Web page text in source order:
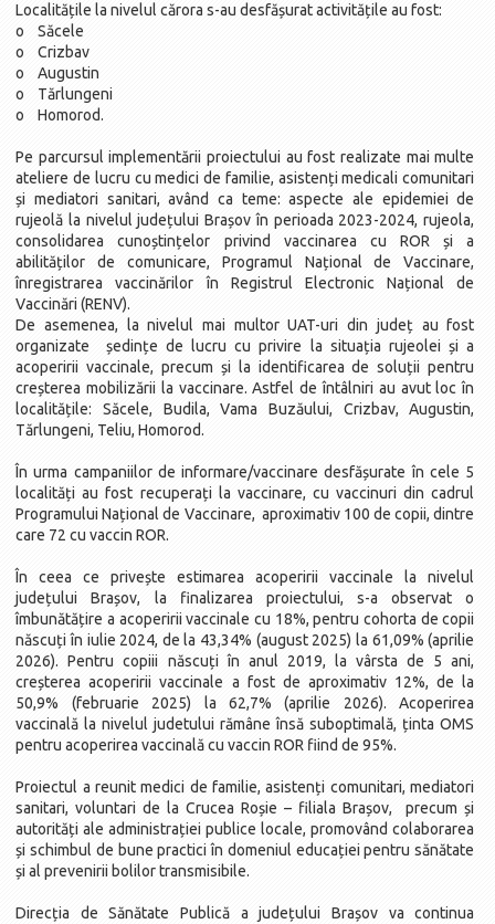
Localitățile la nivelul cărora s-au desfășurat activitățile au fost:
o Săcele
o Crizbav
o Augustin
o Tărlungeni
o Homorod.
Pe parcursul implementării proiectului au fost realizate mai multe
ateliere de lucru cu medici de familie, asistenți medicali comunitari
și mediatori sanitari, având ca teme: aspecte ale epidemiei de
rujeolă la nivelul județului Brașov în perioada 2023-2024, rujeola,
consolidarea cunoștințelor privind vaccinarea cu ROR și a
abilităților de comunicare, Programul Național de Vaccinare,
înregistrarea vaccinărilor în Registrul Electronic Național de
Vaccinări (RENV).
De asemenea, la nivelul mai multor UAT-uri din județ au fost
organizate ședințe de lucru cu privire la situația rujeolei și a
acoperirii vaccinale, precum și la identificarea de soluții pentru
creșterea mobilizării la vaccinare. Astfel de întâlniri au avut loc în
localitățile: Săcele, Budila, Vama Buzăului, Crizbav, Augustin,
Tărlungeni, Teliu, Homorod.
În urma campaniilor de informare/vaccinare desfășurate în cele 5
localități au fost recuperați la vaccinare, cu vaccinuri din cadrul
Programului Național de Vaccinare, aproximativ 100 de copii, dintre
care 72 cu vaccin ROR.
În ceea ce privește estimarea acoperirii vaccinale la nivelul
județului Brașov, la finalizarea proiectului, s-a observat o
îmbunătățire a acoperirii vaccinale cu 18%, pentru cohorta de copii
născuți în iulie 2024, de la 43,34% (august 2025) la 61,09% (aprilie
2026). Pentru copiii născuți în anul 2019, la vârsta de 5 ani,
creșterea acoperirii vaccinale a fost de aproximativ 12%, de la
50,9% (februarie 2025) la 62,7% (aprilie 2026). Acoperirea
vaccinală la nivelul judetului rămâne însă suboptimală, ținta OMS
pentru acoperirea vaccinală cu vaccin ROR fiind de 95%.
Proiectul a reunit medici de familie, asistenți comunitari, mediatori
sanitari, voluntari de la Crucea Roșie – filiala Brașov, precum și
autorități ale administrației publice locale, promovând colaborarea
și schimbul de bune practici în domeniul educației pentru sănătate
și al prevenirii bolilor transmisibile.
Direcția de Sănătate Publică a județului Brașov va continua